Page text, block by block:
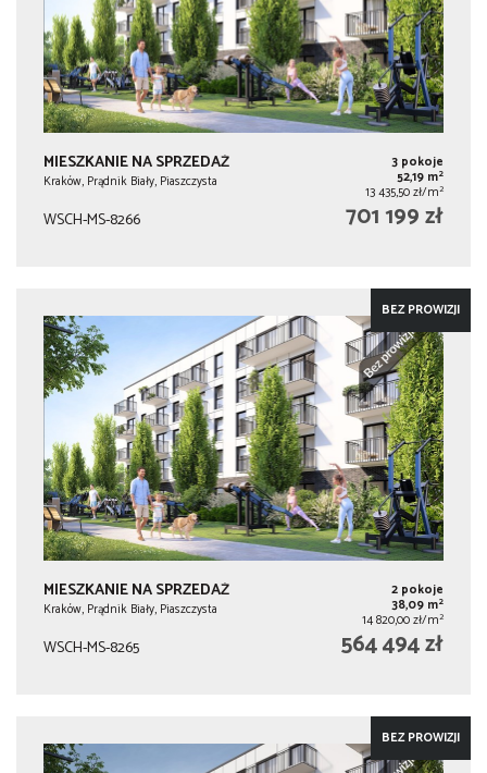
MIESZKANIE NA SPRZEDAŻ
Kraków, Prądnik Biały, Piaszczysta
3 pokoje
52,19 m2
13 435,50 zł/m2
WSCH-MS-8266 701 199 zł
BEZ PROWIZJI
MIESZKANIE NA SPRZEDAŻ
Kraków, Prądnik Biały, Piaszczysta
2 pokoje
38,09 m2
14 820,00 zł/m2
WSCH-MS-8265 564 494 zł
BEZ PROWIZJI